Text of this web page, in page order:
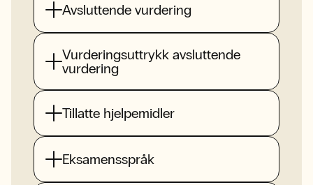
Avsluttende vurdering
Vurderingsuttrykk avsluttende
vurdering
Tillatte hjelpemidler
Eksamensspråk